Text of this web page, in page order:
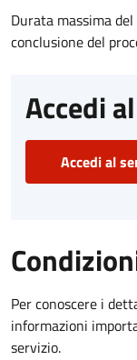
Durata massima
conclusione del
Accedi
Accedi al
Per conoscere i
informazioni
servizio.